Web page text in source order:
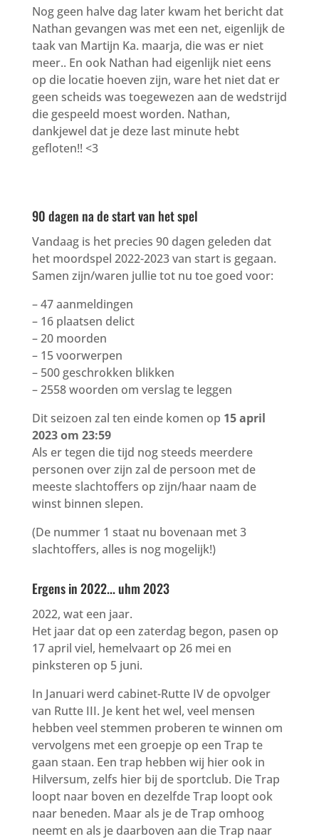
Nog geen halve dag later kwam het bericht dat
Nathan gevangen was met een net, eigenlijk de
taak van Martijn Ka. maarja, die was er niet
meer.. En ook Nathan had eigenlijk niet eens
op die locatie hoeven zijn, ware het niet dat er
geen scheids was toegewezen aan de wedstrijd
die gespeeld moest worden. Nathan,
dankjewel dat je deze last minute hebt
gefloten!! <3
90 dagen na de start van het spel
Vandaag is het precies 90 dagen geleden dat
het moordspel 2022-2023 van start is gegaan.
Samen zijn/waren jullie tot nu toe goed voor:
– 47 aanmeldingen
– 16 plaatsen delict
– 20 moorden
– 15 voorwerpen
– 500 geschrokken blikken
– 2558 woorden om verslag te leggen
Dit seizoen zal ten einde komen op 15 april
2023 om 23:59
Als er tegen die tijd nog steeds meerdere
personen over zijn zal de persoon met de
meeste slachtoffers op zijn/haar naam de
winst binnen slepen.
(De nummer 1 staat nu bovenaan met 3
slachtoffers, alles is nog mogelijk!)
Ergens in 2022... uhm 2023
2022, wat een jaar.
Het jaar dat op een zaterdag begon, pasen op
17 april viel, hemelvaart op 26 mei en
pinksteren op 5 juni.
In Januari werd cabinet-Rutte IV de opvolger
van Rutte III. Je kent het wel, veel mensen
hebben veel stemmen proberen te winnen om
vervolgens met een groepje op een Trap te
gaan staan. Een trap hebben wij hier ook in
Hilversum, zelfs hier bij de sportclub. Die Trap
loopt naar boven en dezelfde Trap loopt ook
naar beneden. Maar als je de Trap omhoog
neemt en als je daarboven aan die Trap naar